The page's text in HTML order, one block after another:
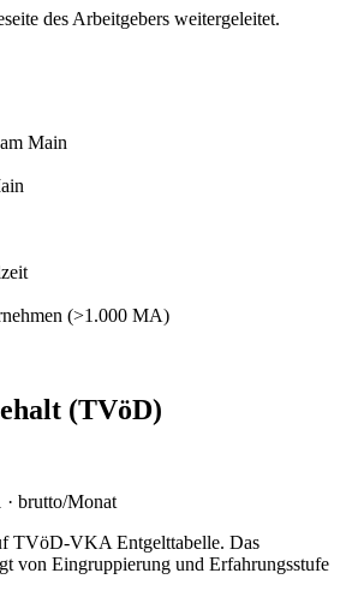
des Arbeitgebers weitergeleitet.
Main
(>1.000 MA)
(TVöD)
· brutto/Monat
TVöD-VKA Entgelttabelle. Das
von Eingruppierung und Erfahrungsstufe